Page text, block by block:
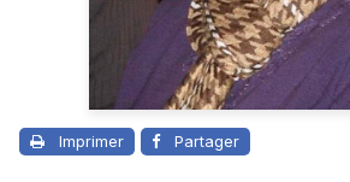
Imprimer Partager